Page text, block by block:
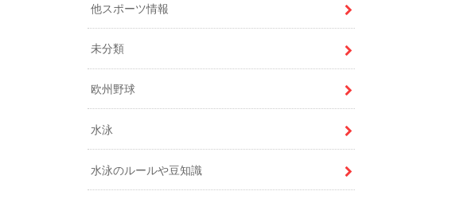
他スポーツ情報
未分類
欧州野球
水泳
水泳のルールや豆知識